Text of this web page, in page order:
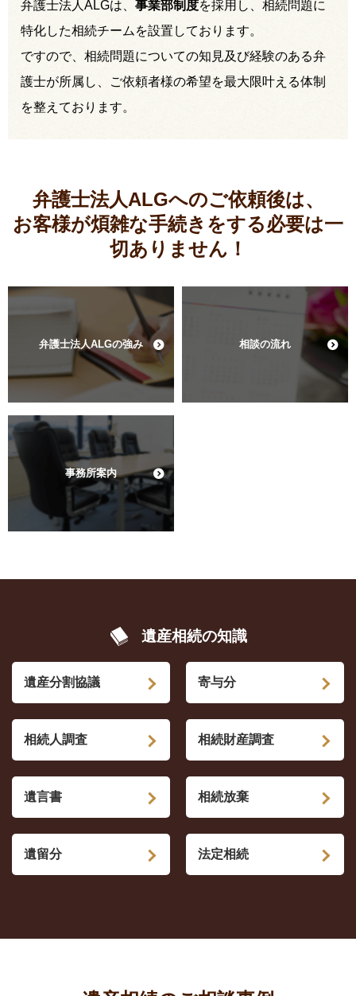
弁護士法人ALGは、 事業部制度を採用し、相続問題に
特化した相続チームを設置しております。
ですので、相続問題についての知見及び経験のある弁
護士が所属し、ご依頼者様の希望を最大限叶える体制
を整えております。
弁護士法人ALGへのご依頼後は、
お客様が煩雑な手続きをする必要は一
切ありません！
弁護士法人ALGの強み 相談の流れ
事務所案内
遺産相続の知識
遺産分割協議 寄与分
相続人調査 相続財産調査
遺言書 相続放棄
遺留分 法定相続